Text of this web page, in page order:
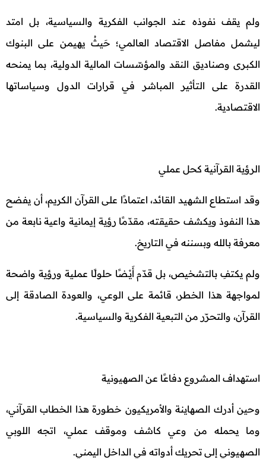
ولم يقف نفوذه عند الجوانب الفكرية والسياسية، بل امتد
ليشمل مفاصل الاقتصاد العالمي؛ حَيثُ يهيمن على البنوك
الكبرى وصناديق النقد والمؤسّسات المالية الدولية، بما يمنحه
القدرة على التأثير المباشر في قرارات الدول وسياساتها
الاقتصادية.
الرؤية القرآنية كحل عملي
وقد استطاع الشهيد القائد، اعتمادًا على القرآن الكريم، أن يفضح
هذا النفوذ ويكشف حقيقته، مقدّمًا رؤية إيمانية واعية نابعة من
معرفة بالله وبسننه في التاريخ.
ولم يكتفِ بالتشخيص، بل قدّم أَيْـضًا حلولًا عملية ورؤية واضحة
لمواجهة هذا الخطر، قائمة على الوعي، والعودة الصادقة إلى
القرآن، والتحرّر من التبعية الفكرية والسياسية.
استهداف المشروع دفاعًا عن الصهيونية
وحين أدرك الصهاينة والأمريكيون خطورة هذا الخطاب القرآني،
وما يحمله من وعي كاشف وموقف عملي، اتجه اللوبي
الصهيوني إلى تحريك أدواته في الداخل اليمني.